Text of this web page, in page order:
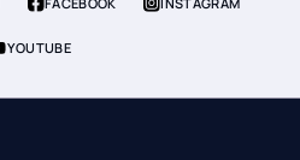
YOUTUBE